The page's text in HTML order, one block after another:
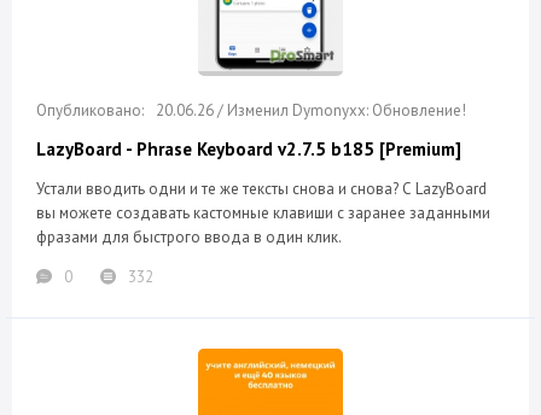
20.06.26 / Изменил Dymonyxx: Обновление!
LazyBoard - Phrase Keyboard v2.7.5 b185 [Premium]
Устали вводить одни и те же тексты снова и снова? С LazyBoard
вы можете создавать кастомные клавиши с заранее заданными
фразами для быстрого ввода в один клик.
0
332